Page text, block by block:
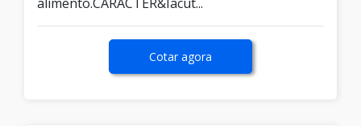
Cotar agora